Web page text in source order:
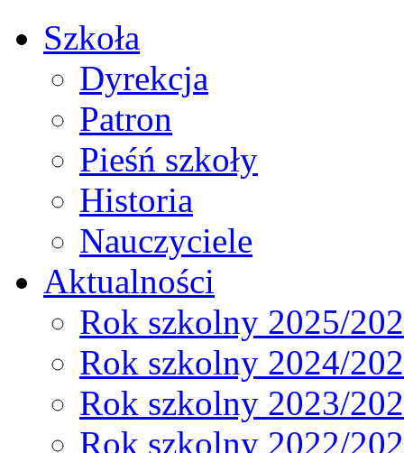
Szkoła
Dyrekcja
Patron
Pieśń szkoły
Historia
Nauczyciele
Aktualności
Rok szkolny 2025/
Rok szkolny 2024/
Rok szkolny 2023/
Rok szkolny 2022/